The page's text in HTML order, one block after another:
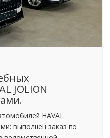
JOLION
HAVAL
выполнен заказ по